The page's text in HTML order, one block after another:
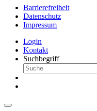
Barrierefreiheit
Datenschutz
Impressum
Login
Kontakt
Suchbegriff